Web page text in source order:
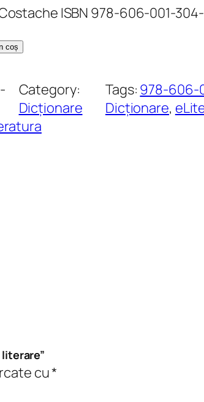
ISBN 978-606-001-
coș
Category:
Dicționare
Tags: 978-606-
Dicționare,
cu*